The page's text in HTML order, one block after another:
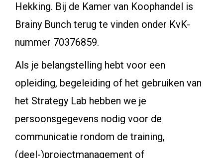
Hekking. Bij de Kamer van Koophandel is
Brainy Bunch terug te vinden onder KvK-
nummer 70376859.
Als je belangstelling hebt voor een
opleiding, begeleiding of het gebruiken van
het Strategy Lab hebben we je
persoonsgegevens nodig voor de
communicatie rondom de training,
(deel-)projectmanagement of